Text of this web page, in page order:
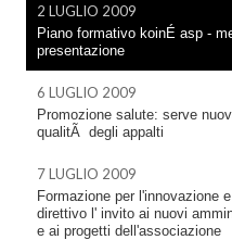
2 LUGLIO 2009
Piano formativo koinÉ asp -
presentazione
6 LUGLIO 2009
Promozione salute: serve
qualitÃ degli appalti
7 LUGLIO 2009
Formazione per l'innovazione
direttivo l' invito ai nuovi
e ai progetti dell'associazione